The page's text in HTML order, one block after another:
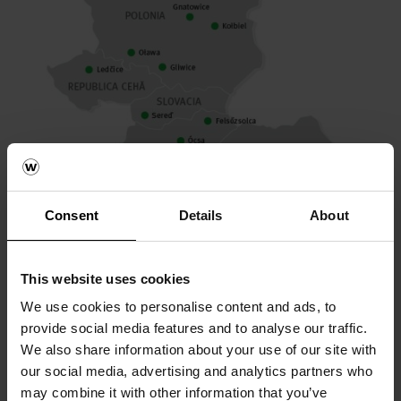
Consent Details About
This website uses cookies
We use cookies to personalise content and ads, to
provide social media features and to analyse our traffic.
We also share information about your use of our site with
our social media, advertising and analytics partners who
may combine it with other information that you’ve
Know-how și experiență
internațională